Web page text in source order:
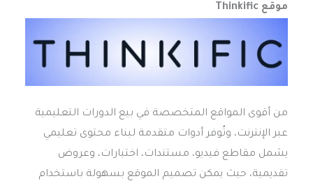
موقع Thinkific
من أقوى المواقع المتخصصة في بيع الدورات التعليمية
عبر الإنترنت، وتُوفر أدوات متقدمة لبناء محتوى تعليمي
يشمل مقاطع فيديو، مستندات، اختبارات، وعروض
تقديمية، حيث يمكن تصميم الموقع بسهولة باستخدام